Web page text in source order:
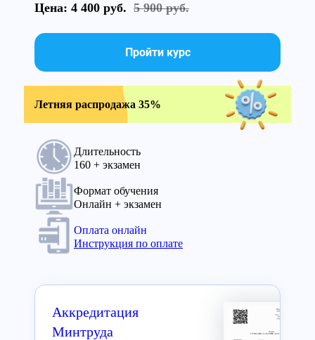
Цена: 4 400 руб. 5 900 руб.
Пройти курс
Летняя распродажа 35%
Длительность
160 + экзамен
Формат обучения
Онлайн + экзамен
Оплата онлайн
Инструкция по оплате
Аккредитация
Минтруда